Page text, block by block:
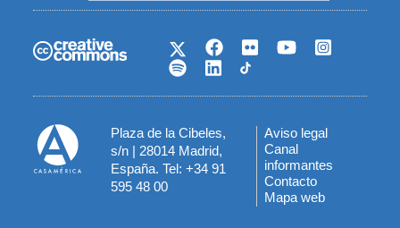
Plaza de la Cibeles,
s/n | 28014 Madrid,
España. Tel: +34 91
595 48 00
Menú
del
pie
Aviso legal
Canal
informantes
Contacto
Mapa web